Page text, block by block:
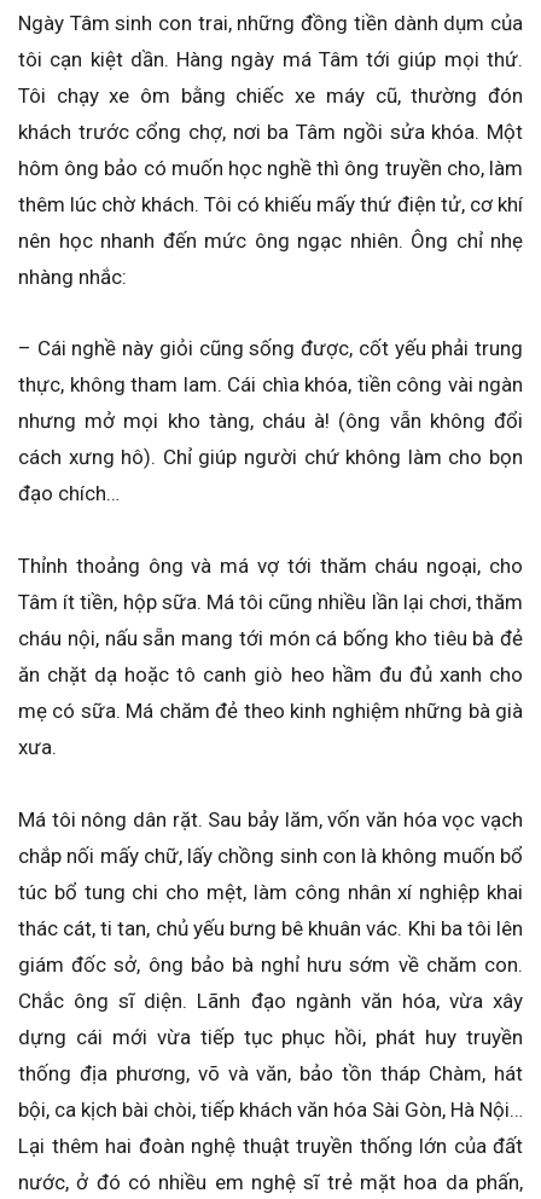
Ngày Tâm sinh con trai, những đồng tiền dành dụm của
tôi cạn kiệt dần. Hàng ngày má Tâm tới giúp mọi thứ.
Tôi chạy xe ôm bằng chiếc xe máy cũ, thường đón
khách trước cổng chợ, nơi ba Tâm ngồi sửa khóa. Một
hôm ông bảo có muốn học nghề thì ông truyền cho, làm
thêm lúc chờ khách. Tôi có khiếu mấy thứ điện tử, cơ khí
nên học nhanh đến mức ông ngạc nhiên. Ông chỉ nhẹ
nhàng nhắc:
– Cái nghề này giỏi cũng sống được, cốt yếu phải trung
thực, không tham lam. Cái chìa khóa, tiền công vài ngàn
nhưng mở mọi kho tàng, cháu à! (ông vẫn không đổi
cách xưng hô). Chỉ giúp người chứ không làm cho bọn
đạo chích…
Thỉnh thoảng ông và má vợ tới thăm cháu ngoại, cho
Tâm ít tiền, hộp sữa. Má tôi cũng nhiều lần lại chơi, thăm
cháu nội, nấu sẵn mang tới món cá bống kho tiêu bà đẻ
ăn chặt dạ hoặc tô canh giò heo hầm đu đủ xanh cho
mẹ có sữa. Má chăm đẻ theo kinh nghiệm những bà già
xưa.
Má tôi nông dân rặt. Sau bảy lăm, vốn văn hóa vọc vạch
chắp nối mấy chữ, lấy chồng sinh con là không muốn bổ
túc bổ tung chi cho mệt, làm công nhân xí nghiệp khai
thác cát, ti tan, chủ yếu bưng bê khuân vác. Khi ba tôi lên
giám đốc sở, ông bảo bà nghỉ hưu sớm về chăm con.
Chắc ông sĩ diện. Lãnh đạo ngành văn hóa, vừa xây
dựng cái mới vừa tiếp tục phục hồi, phát huy truyền
thống địa phương, võ và văn, bảo tồn tháp Chàm, hát
bội, ca kịch bài chòi, tiếp khách văn hóa Sài Gòn, Hà Nội…
Lại thêm hai đoàn nghệ thuật truyền thống lớn của đất
nước, ở đó có nhiều em nghệ sĩ trẻ mặt hoa da phấn,